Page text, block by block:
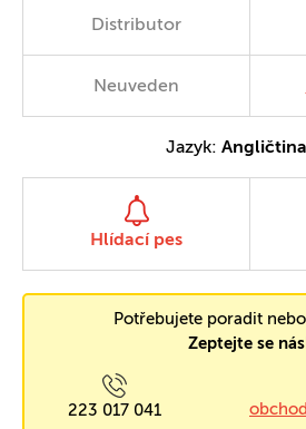
Distributor
Neuveden
Jazyk: Angličtina
Hlídací pes
Potřebujete poradit
Zeptejte se
223 017 041